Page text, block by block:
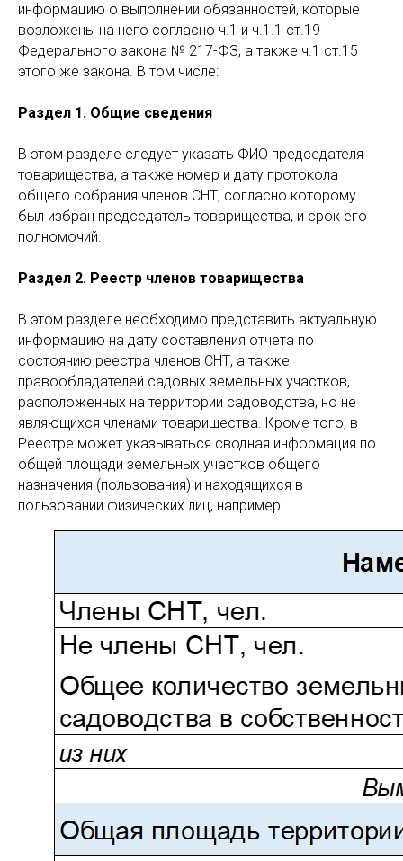
информацию о выполнении обязанностей, которые
возложены на него согласно ч.1 и ч.1.1 ст.19
Федерального закона № 217-ФЗ, а также ч.1 ст.15
этого же закона. В том числе:
Раздел 1. Общие сведения
В этом разделе следует указать ФИО председателя
товарищества, а также номер и дату протокола
общего собрания членов СНТ, согласно которому
был избран председатель товарищества, и срок его
полномочий.
Раздел 2. Реестр членов товарищества
В этом разделе необходимо представить актуальную
информацию на дату составления отчета по
состоянию реестра членов СНТ, а также
правообладателей садовых земельных участков,
расположенных на территории садоводства, но не
являющихся членами товарищества. Кроме того, в
Реестре может указываться сводная информация по
общей площади земельных участков общего
назначения (пользования) и находящихся в
пользовании физических лиц, например: